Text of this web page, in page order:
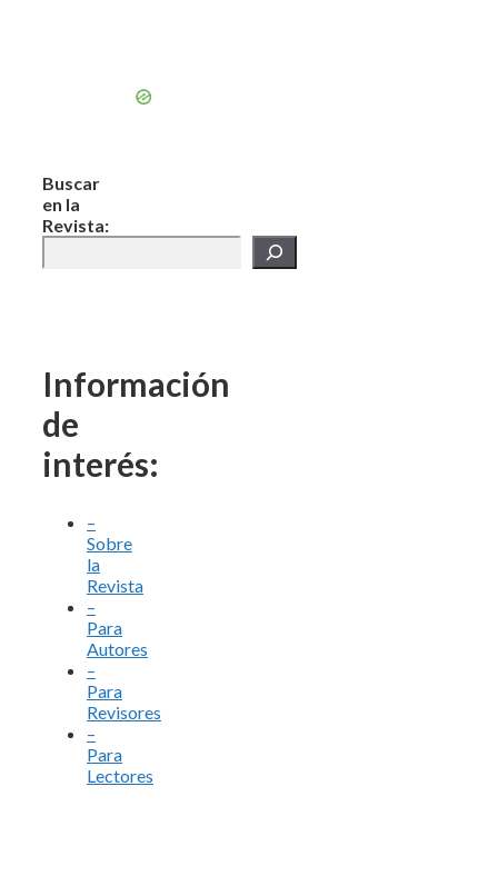
Buscar
en la
Revista:
Información
de
interés:
–
Sobre
la
Revista
–
Para
Autores
–
Para
Revisores
–
Para
Lectores